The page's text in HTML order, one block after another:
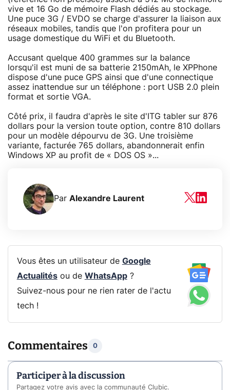
vive et 16 Go de mémoire Flash dédiés au stockage.
Une puce 3G / EVDO se charge d'assurer la liaison aux
réseaux mobiles, tandis que l'on profitera pour un
usage domestique du WiFi et du Bluetooth.
Accusant quelque 400 grammes sur la balance
lorsqu'il est muni de sa batterie 2150mAh, le XPPhone
dispose d'une puce GPS ainsi que d'une connectique
assez inattendue sur un téléphone : port USB 2.0 plein
format et sortie VGA.
Côté prix, il faudra d'après le site d'ITG tabler sur 876
dollars pour la version toute option, contre 810 dollars
pour un modèle dépourvu de 3G. Une troisième
variante, facturée 765 dollars, abandonnerait enfin
Windows XP au profit de « DOS OS »...
Par Alexandre Laurent
Vous êtes un utilisateur de Google
Actualitésou de WhatsApp?
Suivez-nous pour ne rien rater de l'actu
tech !
Commentaires 0
Participer à la discussion
Partagez votre avis avec la communauté Clubic.